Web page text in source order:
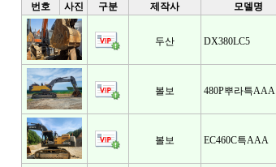
번호 사진 구분 제작사 모델명
두산 DX380LC5
볼보 480P뿌라특AAA
볼보 EC460C특AAA